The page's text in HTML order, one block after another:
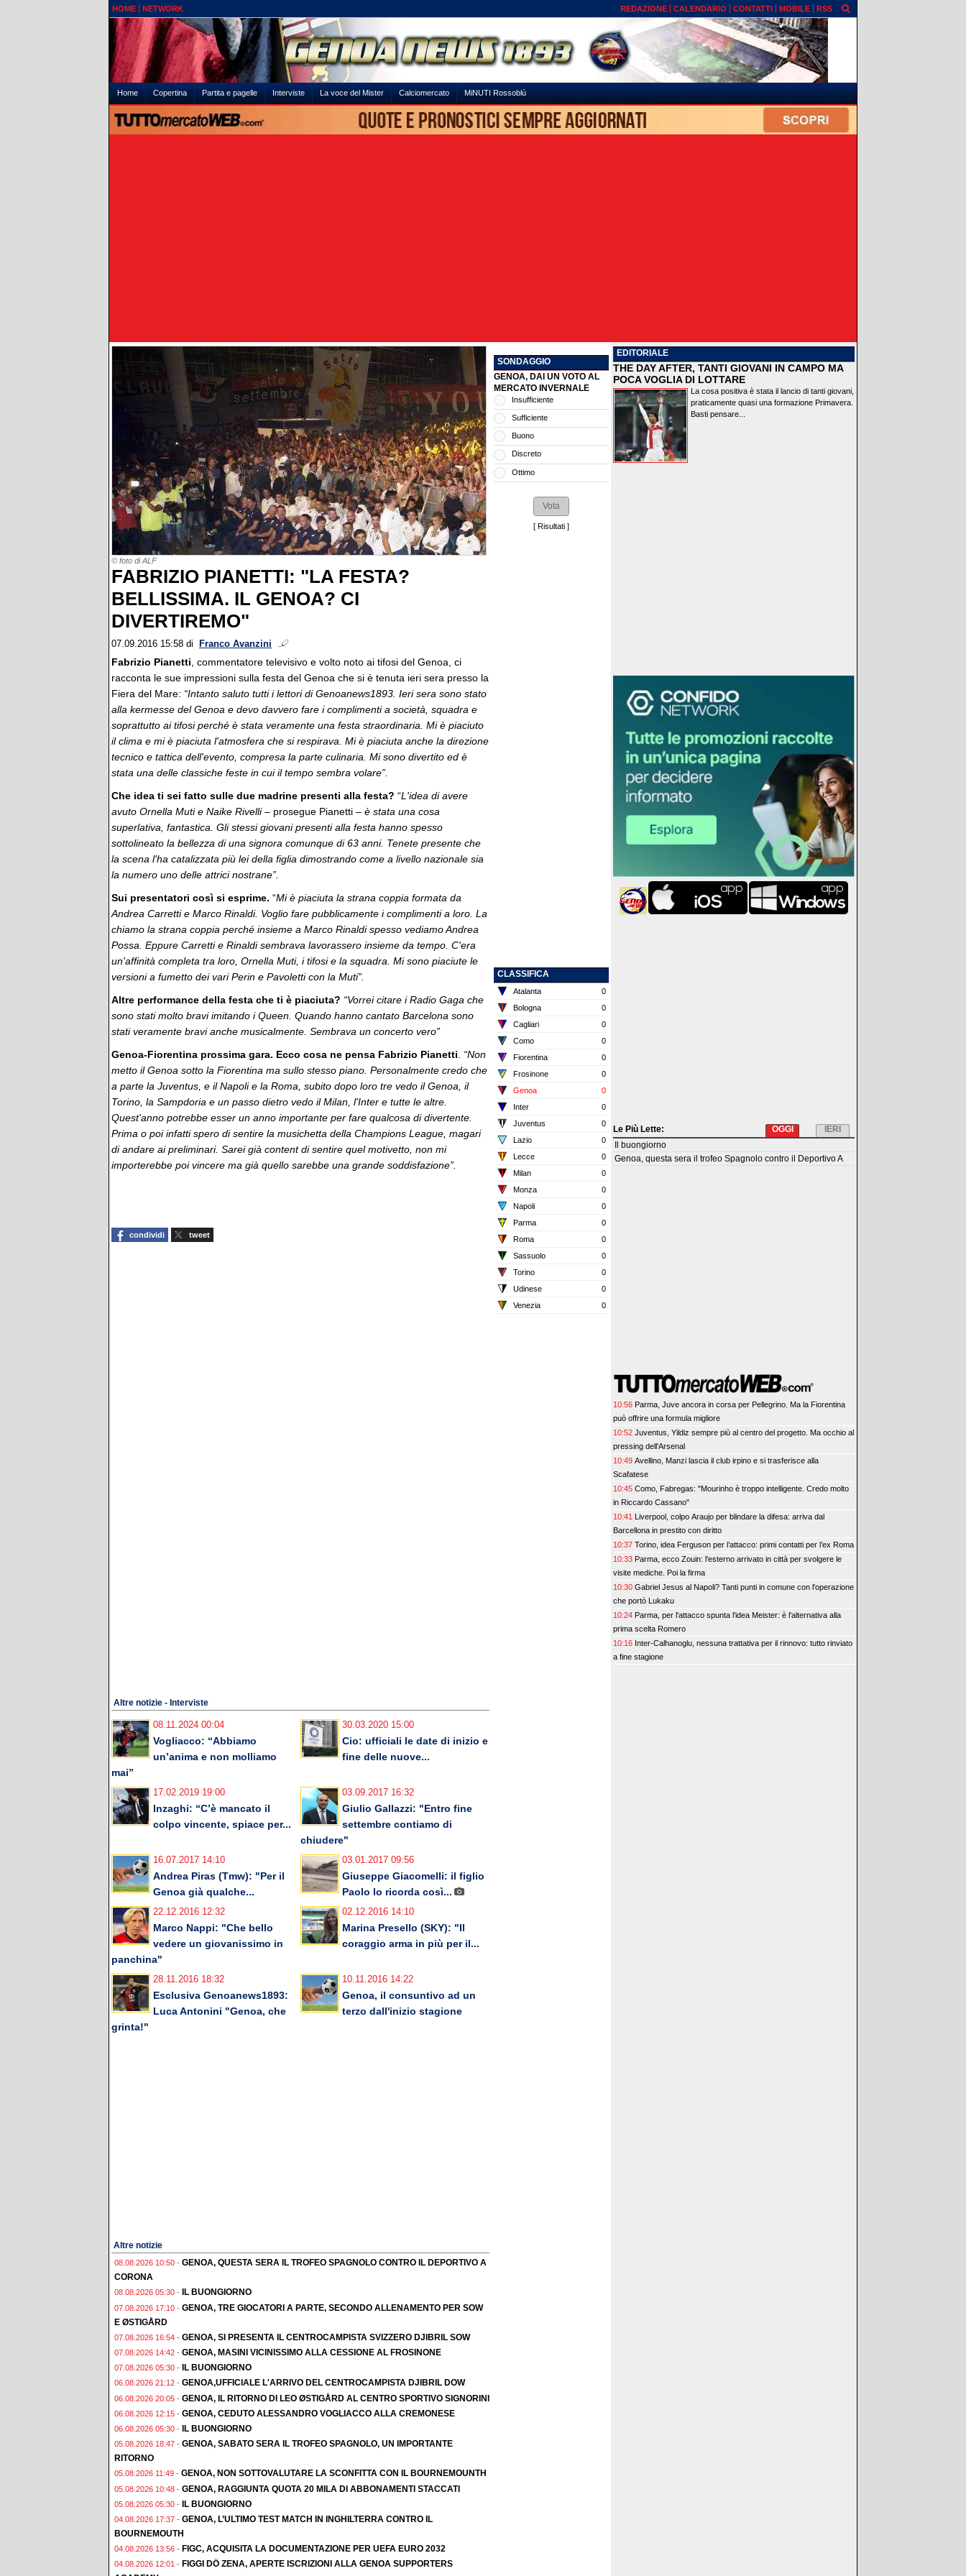
HOME NETWORK REDAZIONE CALENDARIO CONTATTI MOBILE RSS
Home Copertina Partita e pagelle Interviste La voce del Mister Calciomercato MiNUTI Rossoblù
© foto di ALF
FABRIZIO PIANETTI: "LA FESTA?
BELLISSIMA. IL GENOA? CI
DIVERTIREMO"
07.09.2016 15:58 di Franco Avanzini
Fabrizio Pianetti , commentatore televisivo e volto noto ai tifosi del Genoa, ci
racconta le sue impressioni sulla festa del Genoa che si è tenuta ieri sera presso la
Fiera del Mare: “Intanto saluto tutti i lettori di Genoanews1893. Ieri sera sono stato
alla kermesse del Genoa e devo davvero fare i complimenti a società, squadra e
soprattutto ai tifosi perché è stata veramente una festa straordinaria. Mi è piaciuto
il clima e mi è piaciuta l'atmosfera che si respirava. Mi è piaciuta anche la direzione
tecnico e tattica dell'evento, compresa la parte culinaria. Mi sono divertito ed è
stata una delle classiche feste in cui il tempo sembra volare”.
Che idea ti sei fatto sulle due madrine presenti alla festa? “L'idea di avere
avuto Ornella Muti e Naike Rivelli– prosegue Pianetti – è stata una cosa
superlativa, fantastica. Gli stessi giovani presenti alla festa hanno spesso
sottolineato la bellezza di una signora comunque di 63 anni. Tenete presente che
la scena l'ha catalizzata più lei della figlia dimostrando come a livello nazionale sia
la numero uno delle attrici nostrane”.
Sui presentatori così si esprime. “Mi è piaciuta la strana coppia formata da
Andrea Carretti e Marco Rinaldi. Voglio fare pubblicamente i complimenti a loro. La
chiamo la strana coppia perché insieme a Marco Rinaldi spesso vediamo Andrea
Possa. Eppure Carretti e Rinaldi sembrava lavorassero insieme da tempo. C'era
un'affinità completa tra loro, Ornella Muti, i tifosi e la squadra. Mi sono piaciute le
versioni a fumetto dei vari Perin e Pavoletti con la Muti”.
Altre performance della festa che ti è piaciuta? “Vorrei citare i Radio Gaga che
sono stati molto bravi imitando i Queen. Quando hanno cantato Barcelona sono
stati veramente bravi anche musicalmente. Sembrava un concerto vero”
Genoa-Fiorentina prossima gara. Ecco cosa ne pensa Fabrizio Pianetti
“Non
metto il Genoa sotto la Fiorentina ma sullo stesso piano. Personalmente credo che
a parte la Juventus, e il Napoli e la Roma, subito dopo loro tre vedo il Genoa, il
Torino, la Sampdoria e un passo dietro vedo il Milan, l'Inter e tutte le altre.
Quest'anno potrebbe esser un anno importante per fare qualcosa di divertente.
Prima o poi infatti spero di sentire la musichetta della Champions League, magari
di andare ai preliminari. Sarei già content di sentire quel motivetto, non mi
importerebbe poi vincere ma già quello sarebbe una grande soddisfazione”.
condividi tweet
Altre notizie - Interviste
08.11.2024 00:04
Vogliacco: “Abbiamo
un’anima e non molliamo
mai”
30.03.2020 15:00
Cio: ufficiali le date di inizio e
fine delle nuove...
17.02.2019 19:00
Inzaghi: “C’è mancato il
colpo vincente, spiace per...
03.09.2017 16:32
Giulio Gallazzi: "Entro fine
settembre contiamo di
chiudere"
16.07.2017 14:10
Andrea Piras (Tmw): "Per il
Genoa già qualche...
03.01.2017 09:56
Giuseppe Giacomelli: il figlio
Paolo lo ricorda così...
22.12.2016 12:32
Marco Nappi: "Che bello
vedere un giovanissimo in
panchina"
02.12.2016 14:10
Marina Presello (SKY): "Il
coraggio arma in più per il...
28.11.2016 18:32
Esclusiva Genoanews1893:
Luca Antonini "Genoa, che
grinta!"
10.11.2016 14:22
Genoa, il consuntivo ad un
terzo dall'inizio stagione
Altre notizie
08.08.2026 10:50 - GENOA, QUESTA SERA IL TROFEO SPAGNOLO CONTRO IL DEPORTIVO A
CORONA
08.08.2026 05:30 - IL BUONGIORNO
07.08.2026 17:10 - GENOA, TRE GIOCATORI A PARTE, SECONDO ALLENAMENTO PER SOW
E ØSTIGÅRD
07.08.2026 16:54 - GENOA, SI PRESENTA IL CENTROCAMPISTA SVIZZERO DJIBRIL SOW
07.08.2026 14:42 - GENOA, MASINI VICINISSIMO ALLA CESSIONE AL FROSINONE
07.08.2026 05:30 - IL BUONGIORNO
06.08.2026 21:12 - GENOA,UFFICIALE L'ARRIVO DEL CENTROCAMPISTA DJIBRIL DOW
06.08.2026 20:05 - GENOA, IL RITORNO DI LEO ØSTIGÅRD AL CENTRO SPORTIVO SIGNORINI
06.08.2026 12:15 - GENOA, CEDUTO ALESSANDRO VOGLIACCO ALLA CREMONESE
06.08.2026 05:30 - IL BUONGIORNO
05.08.2026 18:47 - GENOA, SABATO SERA IL TROFEO SPAGNOLO, UN IMPORTANTE
RITORNO
05.08.2026 11:49 - GENOA, NON SOTTOVALUTARE LA SCONFITTA CON IL BOURNEMOUNTH
05.08.2026 10:48 - GENOA, RAGGIUNTA QUOTA 20 MILA DI ABBONAMENTI STACCATI
05.08.2026 05:30 - IL BUONGIORNO
04.08.2026 17:37 - GENOA, L’ULTIMO TEST MATCH IN INGHILTERRA CONTRO IL
BOURNEMOUTH
04.08.2026 13:56 - FIGC, ACQUISITA LA DOCUMENTAZIONE PER UEFA EURO 2032
04.08.2026 12:01 - FIGGI DÖ ZENA, APERTE ISCRIZIONI ALLA GENOA SUPPORTERS
SONDAGGIO
GENOA, DAI UN VOTO AL
MERCATO INVERNALE
Insufficiente
Sufficiente
Buono
Discreto
Ottimo
[ Risultati ]
CLASSIFICA
Atalanta
0
Bologna
0
Cagliari
0
Como
0
Fiorentina
0
Frosinone
0
Genoa
0
Inter
0
Juventus
0
Lazio
0
Lecce
0
Milan
0
Monza
0
Napoli
0
Parma
0
Roma
0
Sassuolo
0
Torino
0
Udinese
0
Venezia
0
EDITORIALE
THE DAY AFTER, TANTI GIOVANI IN CAMPO MA
POCA VOGLIA DI LOTTARE
La cosa positiva è stata il lancio di tanti giovani,
praticamente quasi una formazione Primavera.
Basti pensare...
Le Più Lette: IERI
OGGI
Il buongiorno
Genoa, questa sera il trofeo Spagnolo contro il Deportivo A
10:56 Parma, Juve ancora in corsa per Pellegrino. Ma la Fiorentina
può offrire una formula migliore
10:52 Juventus, Yildiz sempre più al centro del progetto. Ma occhio al
pressing dell'Arsenal
10:49 Avellino, Manzi lascia il club irpino e si trasferisce alla
Scafatese
10:45 Como, Fabregas: "Mourinho è troppo intelligente. Credo molto
in Riccardo Cassano"
10:41 Liverpool, colpo Araujo per blindare la difesa: arriva dal
Barcellona in prestito con diritto
10:37 Torino, idea Ferguson per l’attacco: primi contatti per l’ex Roma
10:33 Parma, ecco Zouin: l'esterno arrivato in città per svolgere le
visite mediche. Poi la firma
10:30 Gabriel Jesus al Napoli? Tanti punti in comune con l'operazione
che portò Lukaku
10:24 Parma, per l'attacco spunta l'idea Meister: è l'alternativa alla
prima scelta Romero
10:16 Inter-Calhanoglu, nessuna trattativa per il rinnovo: tutto rinviato
a fine stagione